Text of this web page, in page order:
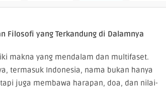
Filosofi yang Terkandung di Dalamnya
makna yang mendalam dan multifaset.
termasuk Indonesia, nama bukan hanya
juga membawa harapan, doa, dan nilai-